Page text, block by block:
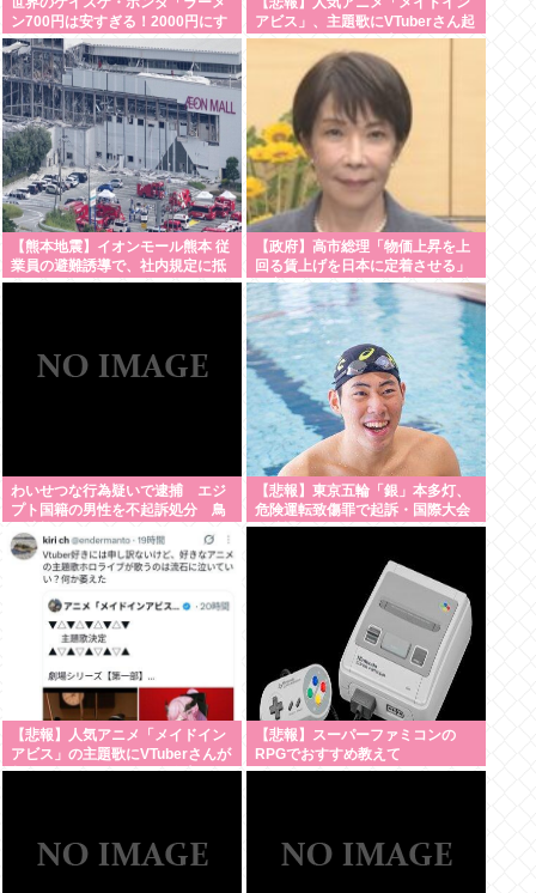
ン700円は安すぎる！2000円にす
るべき」
アビス」、主題歌にVTuberさん起
用でまたまたまた炎上www
【熊本地震】イオンモール熊本 従
業員の避難誘導で、社内規定に抵
触か
【政府】高市総理「物価上昇を上
回る賃上げを日本に定着させる」
国家公務員月給3.51%増へ 人事院
の勧告を受け
わいせつな行為疑いで逮捕 エジ
プト国籍の男性を不起訴処分 鳥
【悲報】東京五輪「銀」本多灯、
危険運転致傷罪で起訴・国際大会
を辞退
【悲報】人気アニメ「メイドイン
アビス」の主題歌にVTuberさんが
起用されてまたまたまた炎上、も
【悲報】スーパーファミコンの
RPGでおすすめ教えて